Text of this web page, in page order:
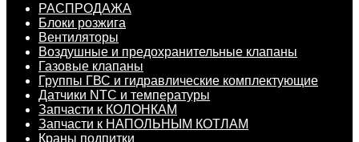
РАСПРОДАЖА
Блоки розжига
Вентиляторы
Воздушные и предохранительные клапаны
Газовые клапаны
Группы ГВС и гидравлические комплектующие
Датчики NTC и температуры
Запчасти к КОЛОНКАМ
Запчасти к НАПОЛЬНЫМ КОТЛАМ
Краны подпитки